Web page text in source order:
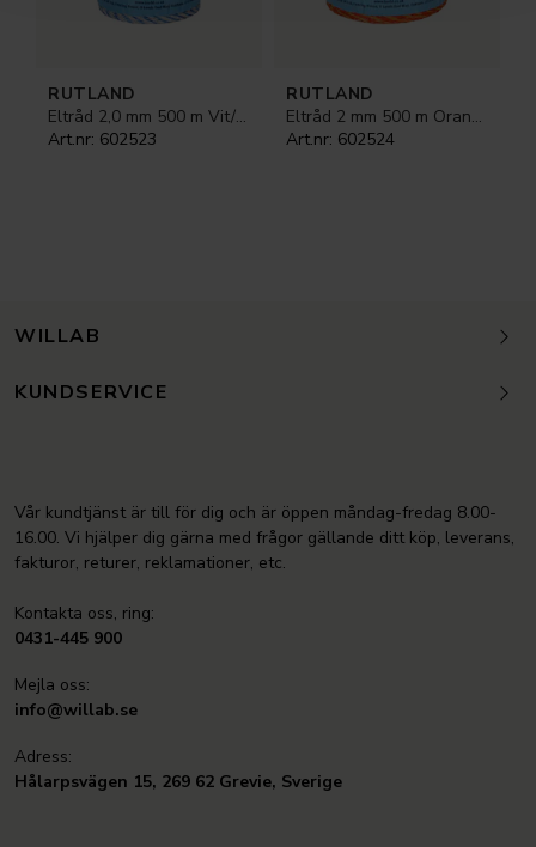
RUTLAND
Eltråd 2,0 mm 500 m Vit/Blå Spole
Art.nr: 602523
RUTLAND
Eltråd 2 mm 500 m Orange/Gul Spole
Art.nr: 602524
Vår kundtjänst är till för dig och är öppen måndag-fredag 8.00-
16.00. Vi hjälper dig gärna med frågor gällande ditt köp, leverans,
fakturor, returer, reklamationer, etc.
Kontakta oss, ring:
0431-445 900
Mejla oss:
info@willab.se
Adress:
Hålarpsvägen 15, 269 62 Grevie, Sverige
WILLAB
KUNDSERVICE